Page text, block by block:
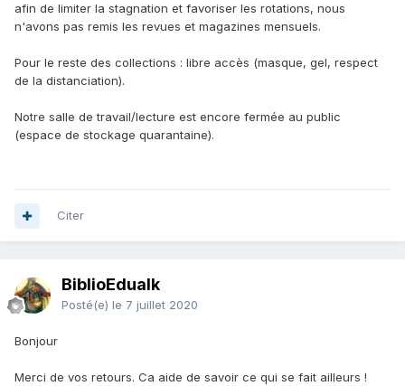
afin de limiter la stagnation et favoriser les rotations, nous
n'avons pas remis les revues et magazines mensuels.
Pour le reste des collections : libre accès (masque, gel, respect
de la distanciation).
Notre salle de travail/lecture est encore fermée au public
(espace de stockage quarantaine).
Citer
BiblioEdualk
Posté(e) le 7 juillet 2020
Bonjour
Merci de vos retours. Ca aide de savoir ce qui se fait ailleurs !